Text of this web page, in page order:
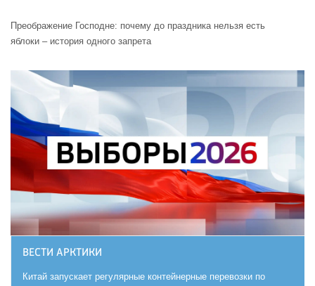
Преображение Господне: почему до праздника нельзя есть
яблоки – история одного запрета
ВЕСТИ АРКТИКИ
Китай запускает регулярные контейнерные перевозки по